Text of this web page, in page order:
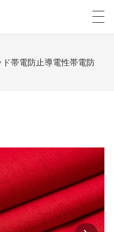
帯電防止導電性帯電防